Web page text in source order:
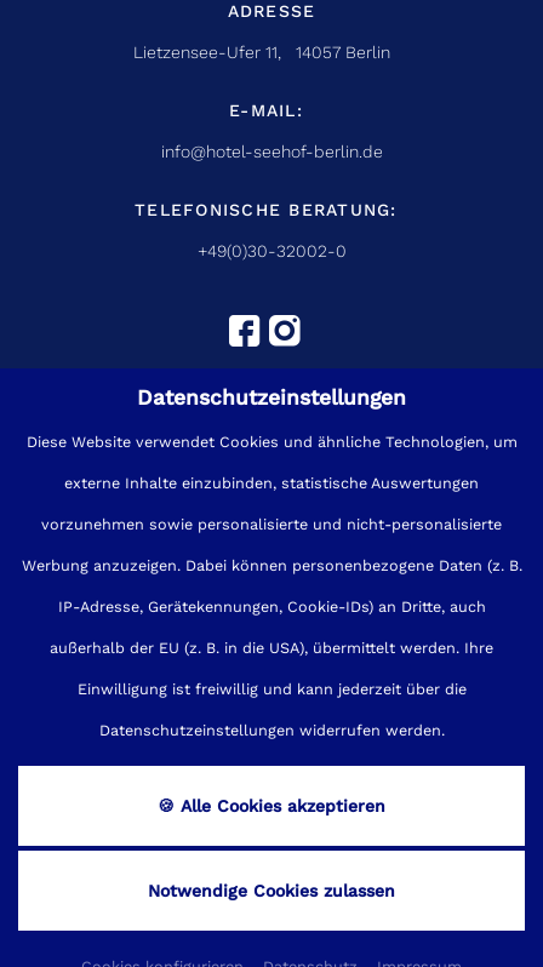
Datenschutzeinstellungen
Diese Website verwendet Cookies und ähnliche Technologien, um
externe Inhalte einzubinden, statistische Auswertungen
vorzunehmen sowie personalisierte und nicht-personalisierte
Werbung anzuzeigen. Dabei können personenbezogene Daten (z. B.
IP-Adresse, Gerätekennungen, Cookie-IDs) an Dritte, auch
außerhalb der EU (z. B. in die USA), übermittelt werden. Ihre
Einwilligung ist freiwillig und kann jederzeit über die
Datenschutzeinstellungen widerrufen werden.
🍪 Alle Cookies akzeptieren
Notwendige Cookies zulassen
ADRESSE
Lietzensee-Ufer 11, 14057 Berlin
E-MAIL:
info@hotel-seehof-berlin.de
TELEFONISCHE BERATUNG:
+49(0)30-32002-0
Sitemap Kontakt
Datenschutz Cookies AGB
Dieser Inhalt ist nur sichtbar wenn Sie Cookies von "CookieYes